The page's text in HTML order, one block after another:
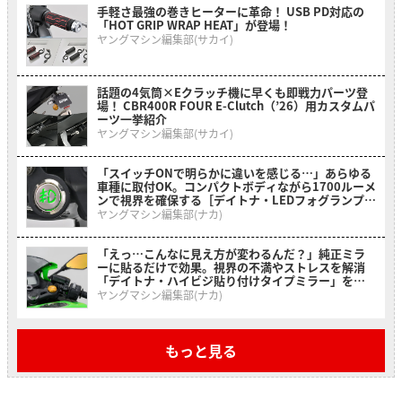
手軽さ最強の巻きヒーターに革命！ USB PD対応の
「HOT GRIP WRAP HEAT」が登場！
ヤングマシン編集部(サカイ)
話題の4気筒×Eクラッチ機に早くも即戦力パーツ登
場！ CBR400R FOUR E-Clutch（’26）用カスタムパ
ーツ一挙紹介
ヤングマシン編集部(サカイ)
「スイッチONで明らかに違いを感じる…」あらゆる
車種に取付OK。コンパクトボディながら1700ルーメ
ンで視界を確保する［デイトナ・LEDフォグランプユ
ニット プレシャスレイ スモール］
ヤングマシン編集部(ナカ)
「えっ…こんなに見え方が変わるんだ？」純正ミラ
ーに貼るだけで効果。視界の不満やストレスを解消
「デイトナ・ハイビジ貼り付けタイプミラー」を紹
介！
ヤングマシン編集部(ナカ)
もっと見る